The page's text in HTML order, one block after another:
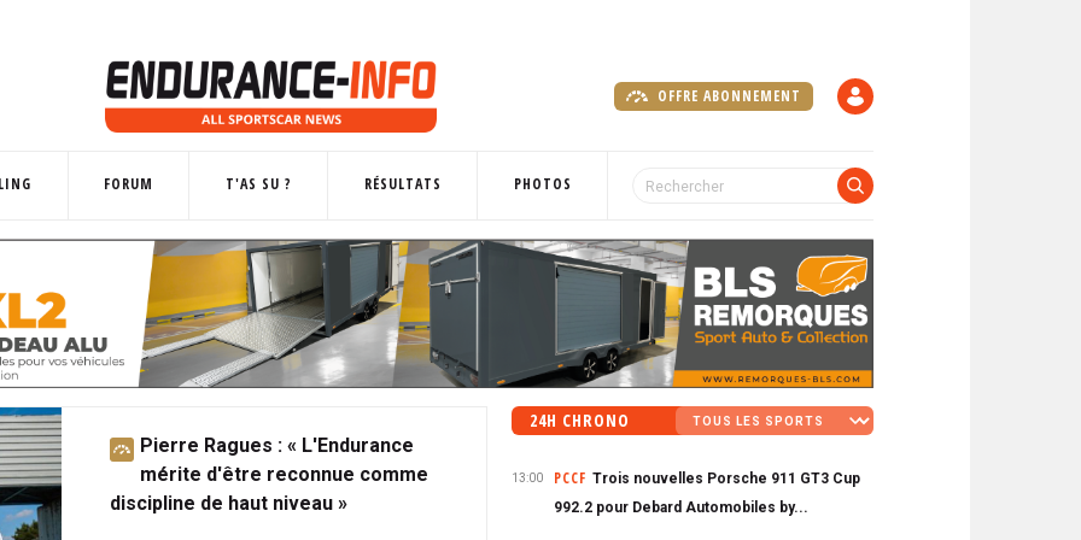
OFFRE ABONNEMENT
FORUM T'AS SU ? RÉSULTATS PHOTOS
A
b
o
Pierre Ragues : « L'Endurance
mérite d'être reconnue comme
discipline de haut niveau »
24H CHRONO
13:00 PCCF Trois nouvelles Porsche 911 GT3 Cup
992.2 pour Debard Automobiles by...